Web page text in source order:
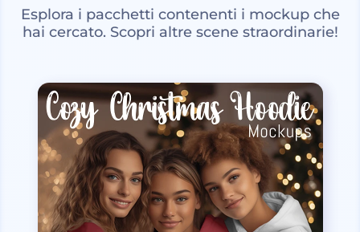
Esplora i pacchetti contenenti i mockup che
hai cercato. Scopri altre scene straordinarie!